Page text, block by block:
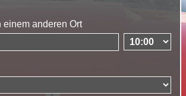
einem anderen Ort